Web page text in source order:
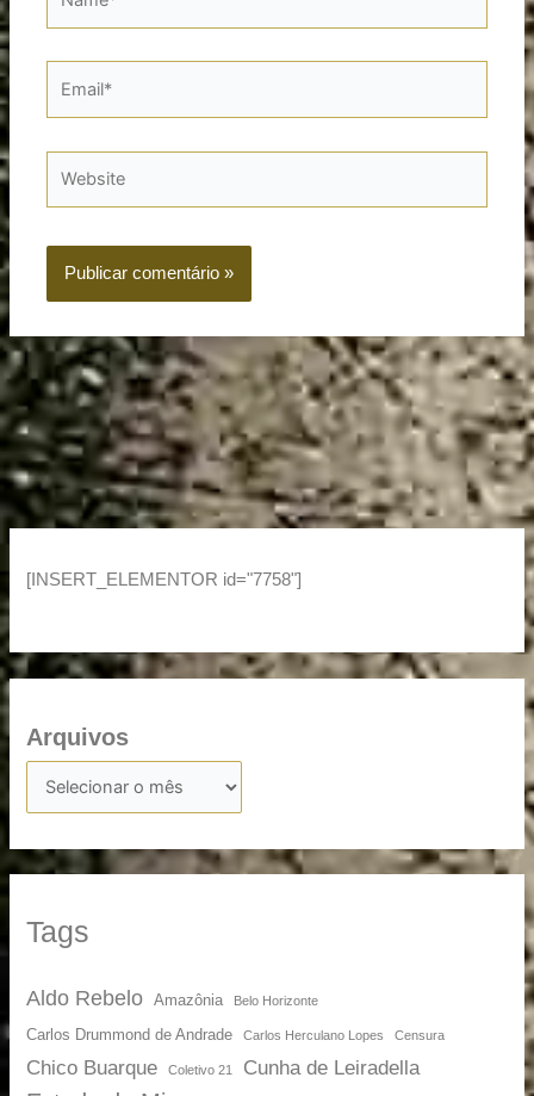
Website
[INSERT_ELEMENTOR id="7758"]
Arquivos
Tags
Aldo Rebelo Amazônia Belo Horizonte
Carlos Drummond de Andrade Carlos Herculano Lopes Censura
Chico Buarque Coletivo 21 Cunha de Leiradella